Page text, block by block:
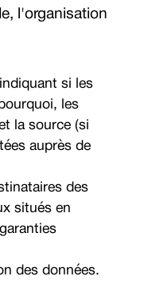
l'organisation
si les
les
la source (si
auprès de
des
situés en
des données.